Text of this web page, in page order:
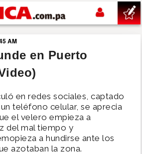
AM
en Puerto
en redes sociales, captado
teléfono celular, se aprecia
el velero empieza a
del mal tiempo y
a hundirse ante los
azotaban la zona.